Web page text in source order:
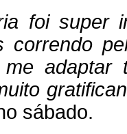
foi super
correndo
me
sábado.